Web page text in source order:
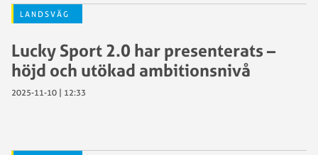
LANDSVÄG
Lucky Sport 2.0 har presenterats –
höjd och utökad ambitionsnivå
2025-11-10 | 12:33